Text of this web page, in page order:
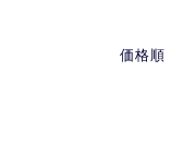
価格順